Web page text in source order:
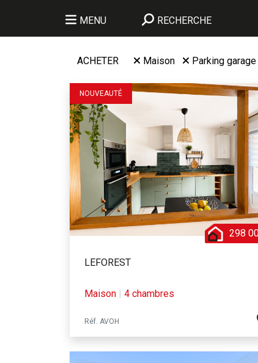
MENU RECHERCHE
ACHETER Maison Parking garage
NOUVEAUTÉ
298
LEFOREST
Maison | 4 chambres
Réf. AVOH